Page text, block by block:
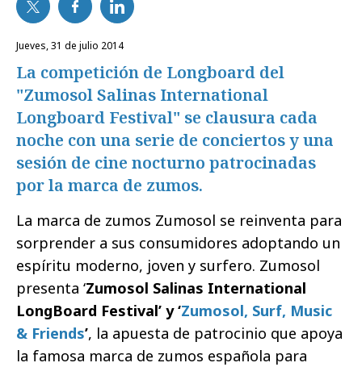
jueves, 31 de julio 2014
La competición de Longboard del
"Zumosol Salinas International
Longboard Festival" se clausura cada
noche con una serie de conciertos y una
sesión de cine nocturno patrocinadas
por la marca de zumos.
La marca de zumos Zumosol se reinventa para
sorprender a sus consumidores adoptando un
espíritu moderno, joven y surfero. Zumosol
presenta ‘Zumosol Salinas International
LongBoard Festival’ y ‘Zumosol, Surf, Music
& Friends’, la apuesta de patrocinio que apoya
la famosa marca de zumos española para